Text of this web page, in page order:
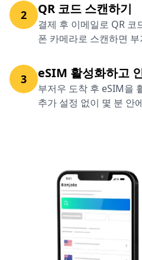
2 QR 코드 스캔하기
결제 후 이메일로 QR 코
폰 카메라로 스캔하면
3 eSIM 활성화하고
부저우 도착 후 eSIM을
추가 설정 없이 몇 분 안